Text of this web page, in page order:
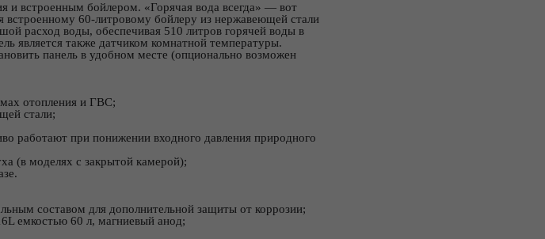
и встроенным бойлером. «Горячая вода всегда» — вот
60-литровому бойлеру из нержавеющей стали
расход воды, обеспечивая 510 литров горячей воды в
является также датчиком комнатной температуры.
панель в удобном месте (опционально возможен
отопления и ГВС;
стали;
работают при понижении входного давления природного
(в моделях с закрытой камерой);
составом для дополнительной защиты от коррозии;
емкостью 60 л, магниевый анод;